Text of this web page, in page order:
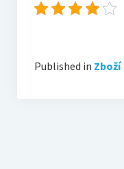
Published in Zboží